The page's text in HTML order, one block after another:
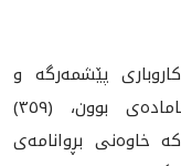
پێشمه‌رگه‌ و
ژماره‌يه‌ك له‌ پله‌دارانى پێشمه‌رگه‌ ئاماده‌ى بوون، (٣٥٩)
خاوەنی بڕوانامەی